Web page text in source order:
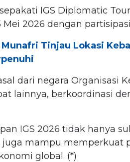
IGS Diplomatic
2026 dengan
Tinjau Lokasi
dari negara Organisasi
lainnya, berkoordinasi
IGS 2026 tidak hanya
mampu memperkuat
global. (*)